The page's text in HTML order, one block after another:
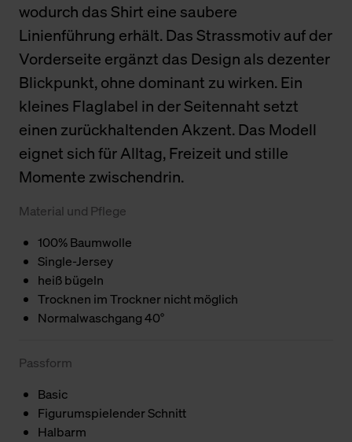
wodurch das Shirt eine saubere
Linienführung erhält. Das Strassmotiv auf der
Vorderseite ergänzt das Design als dezenter
Blickpunkt, ohne dominant zu wirken. Ein
kleines Flaglabel in der Seitennaht setzt
einen zurückhaltenden Akzent. Das Modell
eignet sich für Alltag, Freizeit und stille
Momente zwischendrin.
Material und Pflege
100% Baumwolle
Single-Jersey
heiß bügeln
Trocknen im Trockner nicht möglich
Normalwaschgang 40°
Passform
Basic
Figurumspielender Schnitt
Halbarm